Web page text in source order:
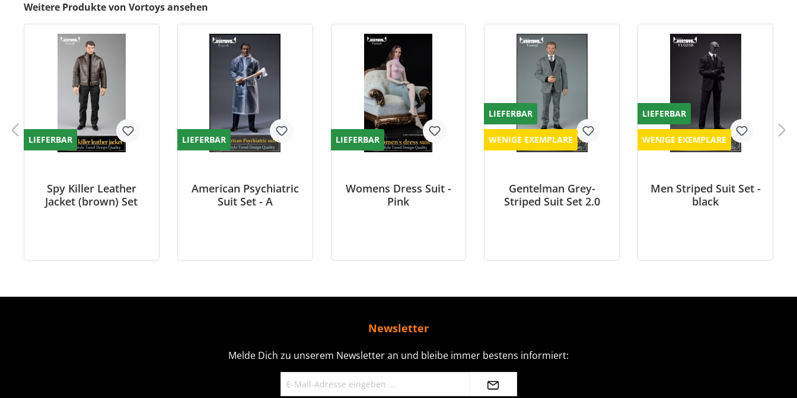
Weitere Produkte von Vortoys ansehen
LIEFERBAR
Spy Killer Leather
Jacket (brown) Set
LIEFERBAR
American Psychiatric
Suit Set - A
LIEFERBAR
Womens Dress Suit -
Pink
LIEFERBAR
WENIGE EXEMPLARE
Gentelman Grey-
Striped Suit Set 2.0
LIEFERBAR
WENIGE EXEMPLARE
Men Striped Suit Set -
black
Newsletter
Melde Dich zu unserem Newsletter an und bleibe immer bestens informiert: